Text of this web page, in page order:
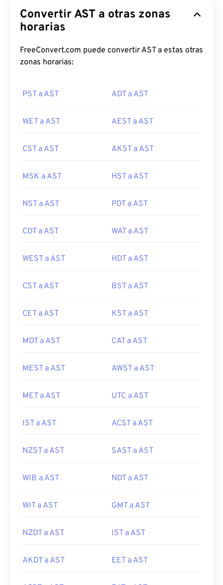
Convertir AST a otras zonas
horarias
FreeConvert.com puede convertir AST a estas otras
zonas horarias:
PST a AST ADT a AST
WET a AST AEST a AST
CST a AST AKST a AST
MSK a AST HST a AST
NST a AST PDT a AST
CDT a AST WAT a AST
WEST a AST HDT a AST
CST a AST BST a AST
CET a AST KST a AST
MDT a AST CAT a AST
MEST a AST AWST a AST
MET a AST UTC a AST
IST a AST ACST a AST
NZST a AST SAST a AST
WIB a AST NDT a AST
WIT a AST GMT a AST
NZDT a AST IST a AST
AKDT a AST EET a AST